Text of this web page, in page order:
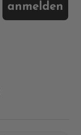
anmelden